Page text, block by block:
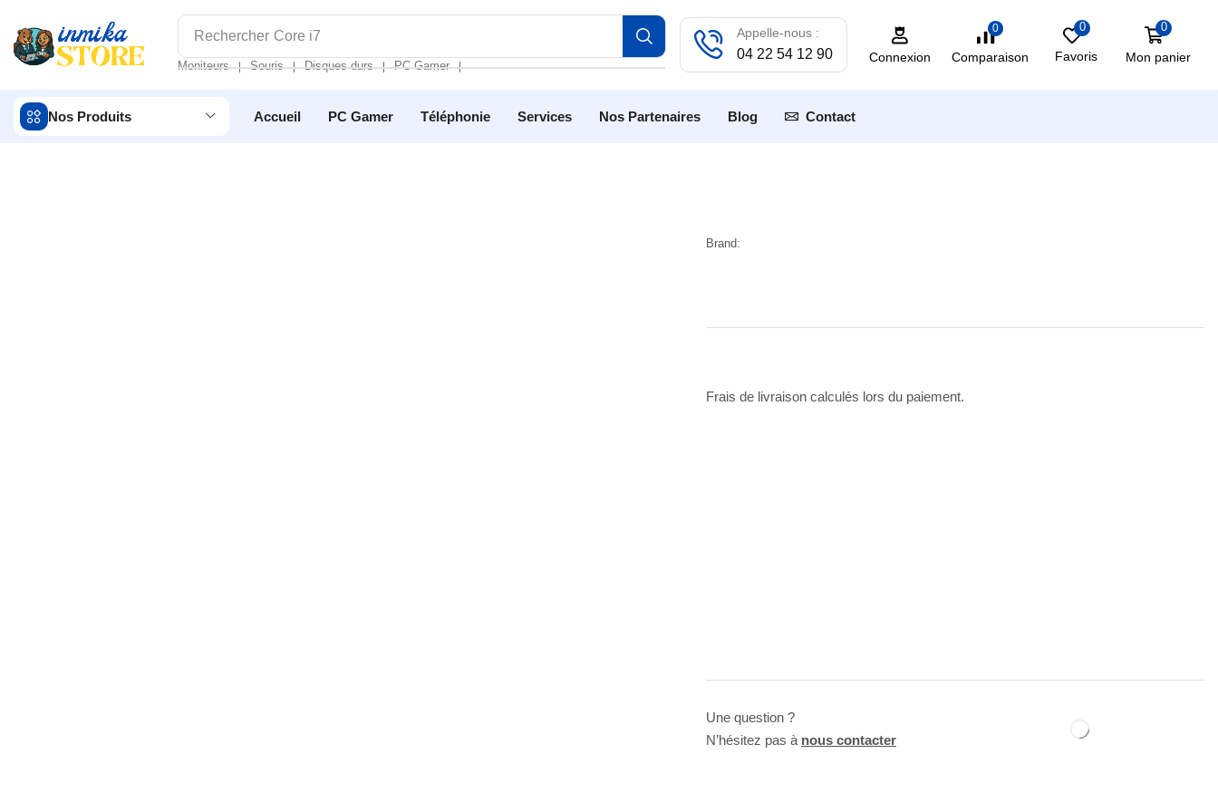
Rechercher Core i7
Moniteurs ❘ Souris ❘ Disques durs ❘ PC Gamer ❘
Appelle-nous :
04 22 54 12 90 Connexion
0
Comparaison
0
Favoris
0
Mon panier
Nos Produits Accueil PC Gamer Téléphonie Services Nos Partenaires Blog Contact
Brand:
Frais de livraison calculés lors du paiement.
Une question ?
N’hésitez pas à nous contacter